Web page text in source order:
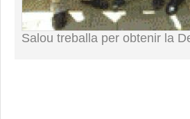
Salou treballa per obtenir la